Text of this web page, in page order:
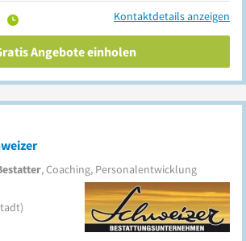
Kontaktdetails anzeigen
Angebote einholen
, Coaching, Personalentwicklung